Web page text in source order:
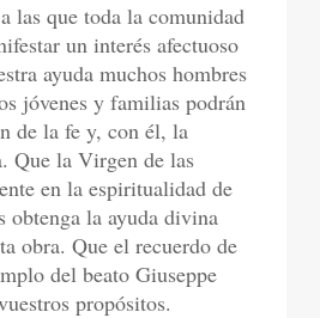
las que toda la comunidad
un interés afectuoso
ayuda muchos hombres
jóvenes y familias podrán
de la fe y, con él, la
Que la Virgen de las
en la espiritualidad de
obtenga la ayuda divina
obra. Que el recuerdo de
del beato Giuseppe
propósitos.